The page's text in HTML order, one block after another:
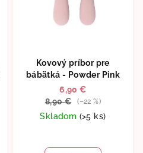
Kovový príbor pre
bábätká - Powder Pink
6,90 €
8,90 €
(–22 %)
Skladom (>5 ks)